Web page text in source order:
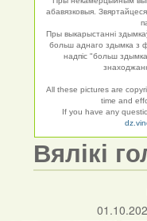
абавязковыя.
Пры выкарыстанні
больш аднаго здымка з
надпіс "больш
All these pictures are
time and
If you have any
Вялікі